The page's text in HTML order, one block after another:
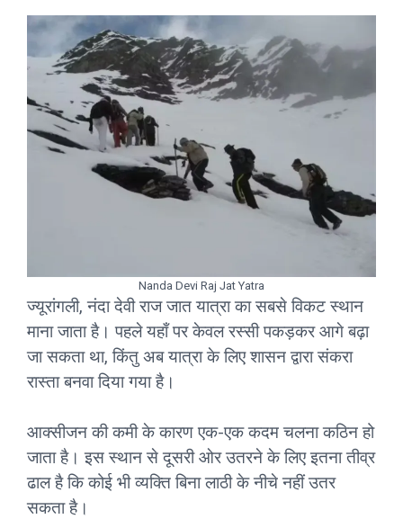
Nanda Devi Raj Jat Yatra
ज्यूरांगली, नंदा देवी राज जात यात्रा का सबसे विकट स्थान
माना जाता है। पहले यहाँ पर केवल रस्सी पकड़कर आगे बढ़ा
जा सकता था, किंतु अब यात्रा के लिए शासन द्वारा संकरा
रास्ता बनवा दिया गया है।
आक्सीजन की कमी के कारण एक-एक कदम चलना कठिन हो
जाता है। इस स्थान से दूसरी ओर उतरने के लिए इतना तीव्र
ढाल है कि कोई भी व्यक्ति बिना लाठी के नीचे नहीं उतर
सकता है।